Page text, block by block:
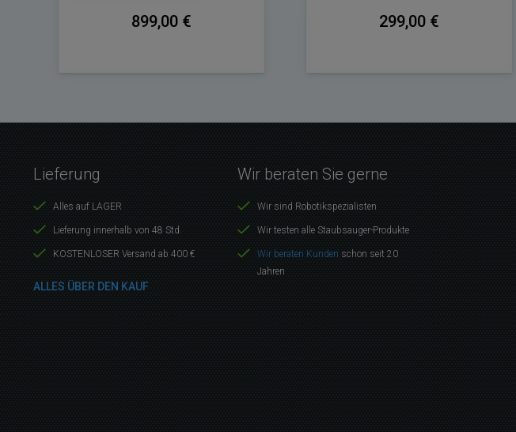
899,00 € 299,00 €
Lieferung
Alles auf LAGER
Lieferung innerhalb von 48 Std.
KOSTENLOSER Versand ab 400 €
ALLES ÜBER DEN KAUF
Wir beraten Sie gerne
Wir sind Robotikspezialisten
Wir testen alle Staubsauger-Produkte
Wir beraten Kunden schon seit 20
Jahren